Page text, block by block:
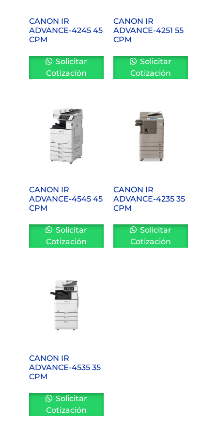
CANON IR
ADVANCE-4245 45
CPM
Solicitar
Cotización
CANON IR
ADVANCE-4251 55
CPM
Solicitar
Cotización
CANON IR
ADVANCE-4545 45
CPM
Solicitar
Cotización
CANON IR
ADVANCE-4235 35
CPM
Solicitar
Cotización
CANON IR
ADVANCE-4535 35
CPM
Solicitar
Cotización